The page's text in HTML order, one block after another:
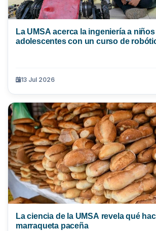
La UMSA acerca la ingeniería a
adolescentes con un curso de
13 Jul 2026
La ciencia de la UMSA revela qué
marraqueta paceña